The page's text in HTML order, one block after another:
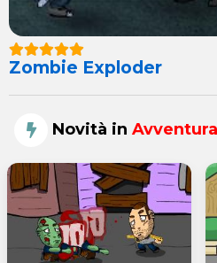
Zombie Exploder
Novità in